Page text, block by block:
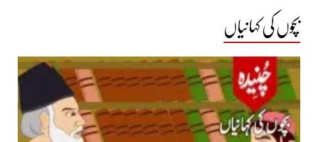
بچوں کی کہانیاں